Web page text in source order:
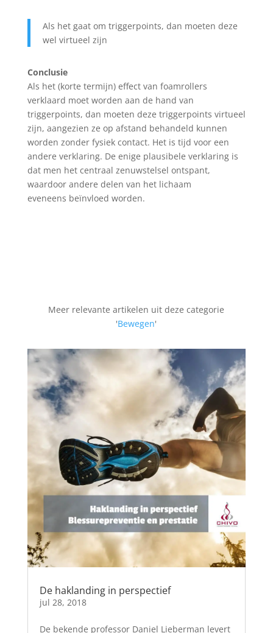
Als het gaat om triggerpoints, dan moeten deze
wel virtueel zijn
Conclusie
Als het (korte termijn) effect van foamrollers
verklaard moet worden aan de hand van
triggerpoints, dan moeten deze triggerpoints virtueel
zijn, aangezien ze op afstand behandeld kunnen
worden zonder fysiek contact. Het is tijd voor een
andere verklaring. De enige plausibele verklaring is
dat men het centraal zenuwstelsel ontspant,
waardoor andere delen van het lichaam
eveneens beïnvloed worden.
Meer relevante artikelen uit deze categorie
'Bewegen'
De haklanding in perspectief
jul 28, 2018
De bekende professor Daniel Lieberman levert